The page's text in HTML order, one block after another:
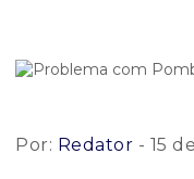
Por: Redator - 15